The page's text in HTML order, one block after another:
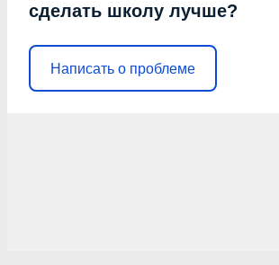
сделать школу лучше?
Написать о проблеме